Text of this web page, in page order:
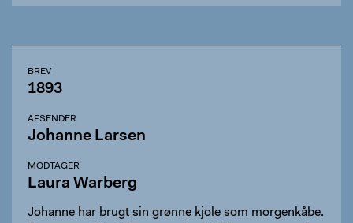
BREV
1893
AFSENDER
Johanne Larsen
MODTAGER
Laura Warberg
Johanne har brugt sin grønne kjole som morgenkåbe.